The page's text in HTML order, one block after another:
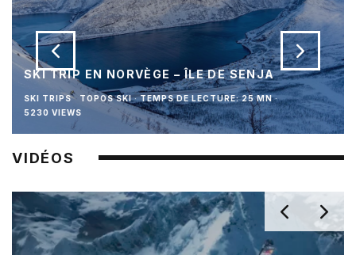
SKI TRIP EN NORVÈGE – ÎLE DE SENJA
SKI TRIPS TOPOS SKI · TEMPS DE LECTURE: 25 MN ·
5230 VIEWS
VIDÉOS